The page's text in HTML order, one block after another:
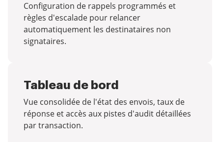
Configuration de rappels programmés et
règles d'escalade pour relancer
automatiquement les destinataires non
signataires.
Tableau de bord
Vue consolidée de l'état des envois, taux de
réponse et accès aux pistes d'audit détaillées
par transaction.